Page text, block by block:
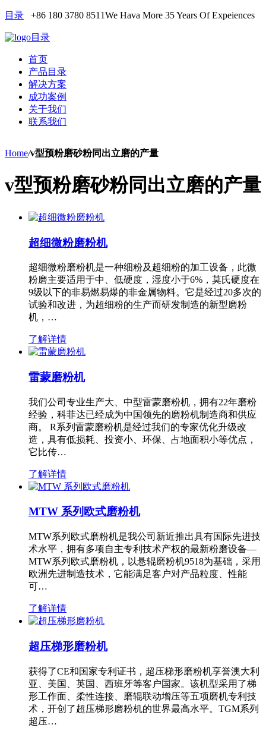
目录 +86 180 3780 8511We Hava More 35 Years Of Expeiences
目录
首页
产品目录
解决方案
成功案例
关于我们
联系我们
Home/v型预粉磨砂粉同出立磨的产量
v型预粉磨砂粉同出立磨的产量
超细微粉磨粉机
超细微粉磨粉机是一种细粉及超细粉的加工设备，此微
粉磨主要适用于中、低硬度，湿度小于6%，莫氏硬度在
9级以下的非易燃易爆的非金属物料。它是经过20多次的
试验和改进，为超细粉的生产而研发制造的新型磨粉
机，…
了解详情
雷蒙磨粉机
我们公司专业生产大、中型雷蒙磨粉机，拥有22年磨粉
经验，科菲达已经成为中国领先的磨粉机制造商和供应
商。 R系列雷蒙磨粉机是经过我们的专家优化升级改
造，具有低损耗、投资小、环保、占地面积小等优点，
它比传…
了解详情
MTW 系列欧式磨粉机
MTW系列欧式磨粉机是我公司新近推出具有国际先进技
术水平，拥有多项自主专利技术产权的最新粉磨设备—
MTW系列欧式磨粉机，以悬辊磨粉机9518为基础，采用
欧洲先进制造技术，它能满足客户对产品粒度、性能
可…
了解详情
超压梯形磨粉机
获得了CE和国家专利证书，超压梯形磨粉机享誉澳大利
亚、美国、英国、西班牙等客户国家。该机型采用了梯
形工作面、柔性连接、磨辊联动增压等五项磨机专利技
术，开创了超压梯形磨粉机的世界最高水平。TGM系列
超压…